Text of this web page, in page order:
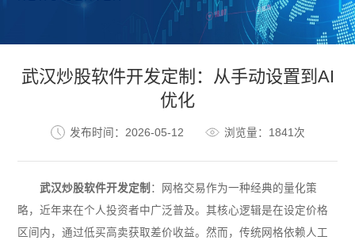
武汉炒股软件开发定制：从手动设置到AI
优化
发布时间：2026-05-12 浏览量：1841次
武汉炒股软件开发定制 ：网格交易作为一种经典的量化策
略，近年来在个人投资者中广泛普及。其核心逻辑是在设定价格
区间内，通过低买高卖获取差价收益。然而，传统网格依赖人工